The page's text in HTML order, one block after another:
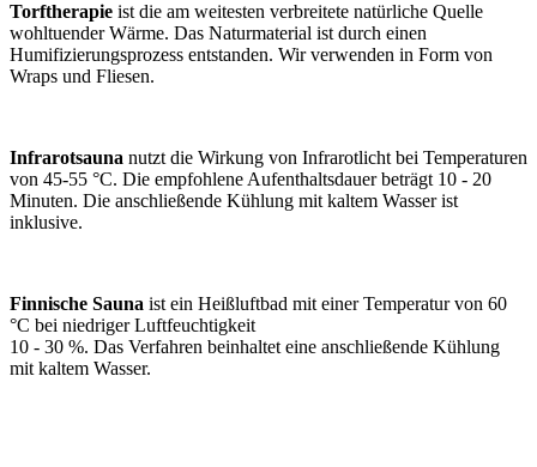
Torftherapie ist die am weitesten verbreitete natürliche Quelle
wohltuender Wärme. Das Naturmaterial ist durch einen
Humifizierungsprozess entstanden. Wir verwenden in Form von
Wraps und Fliesen.
Infrarotsauna nutzt die Wirkung von Infrarotlicht bei Temperaturen
von 45-55 °C. Die empfohlene Aufenthaltsdauer beträgt 10 - 20
Minuten. Die anschließende Kühlung mit kaltem Wasser ist
inklusive.
Finnische Sauna ist ein Heißluftbad mit einer Temperatur von 60
°C bei niedriger Luftfeuchtigkeit
10 - 30 %. Das Verfahren beinhaltet eine anschließende Kühlung
mit kaltem Wasser.